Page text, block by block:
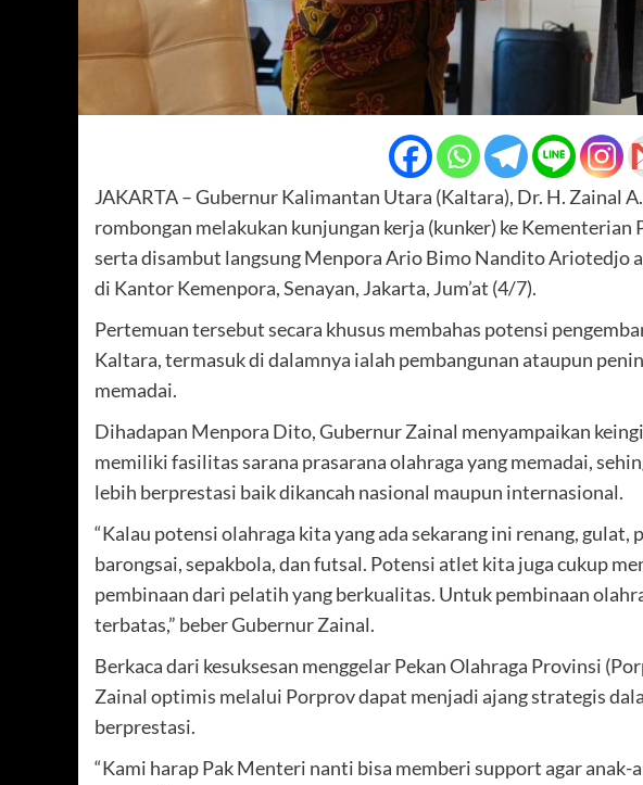
JAKARTA – Gubernur Kalimantan Utara (Kaltara), Dr. H. Zainal
rombongan melakukan kunjungan kerja (kunker) ke Kementerian
serta disambut langsung Menpora Ario Bimo Nandito Ariotedjo
di Kantor Kemenpora, Senayan, Jakarta, Jum’at (4/7).
Pertemuan tersebut secara khusus membahas potensi
Kaltara, termasuk di dalamnya ialah pembangunan ataupun
memadai.
Dihadapan Menpora Dito, Gubernur Zainal menyampaikan
memiliki fasilitas sarana prasarana olahraga yang memadai,
lebih berprestasi baik dikancah nasional maupun internasional.
“Kalau potensi olahraga kita yang ada sekarang ini renang, gulat,
barongsai, sepakbola, dan futsal. Potensi atlet kita juga cukup
pembinaan dari pelatih yang berkualitas. Untuk pembinaan
terbatas,” beber Gubernur Zainal.
Berkaca dari kesuksesan menggelar Pekan Olahraga Provinsi
Zainal optimis melalui Porprov dapat menjadi ajang strategis
berprestasi.
“Kami harap Pak Menteri nanti bisa memberi support agar anak-